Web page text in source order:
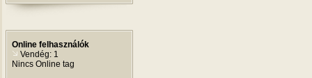
Online felhasználók
Vendég: 1
Nincs Online tag